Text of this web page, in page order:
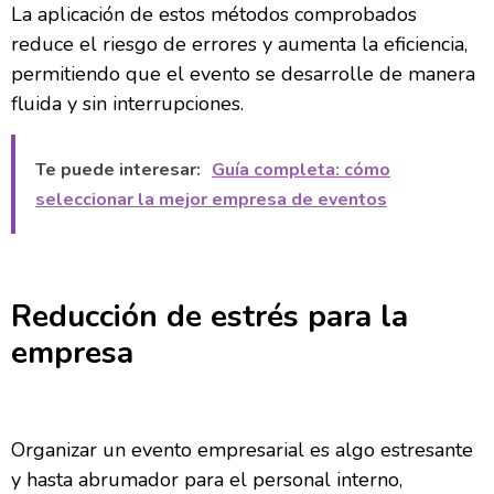
La aplicación de estos métodos comprobados
reduce el riesgo de errores y aumenta la eficiencia,
permitiendo que el evento se desarrolle de manera
fluida y sin interrupciones.
Te puede interesar: Guía completa: cómo
seleccionar la mejor empresa de eventos
Reducción de estrés para la
empresa
Organizar un evento empresarial es algo estresante
y hasta abrumador para el personal interno,